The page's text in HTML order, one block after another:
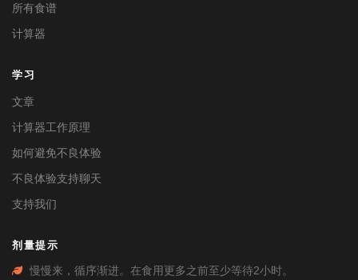
所有食谱
计算器
学习
文章
计算器工作原理
如何避免不良体验
不良体验支持聊天
支持我们
剂量提示
慢慢来，循序渐进。在食用更多之前至少等待2小时。